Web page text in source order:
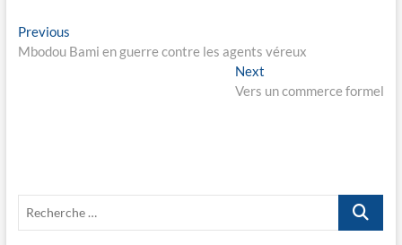
e
d
a
l
e
f
e
n
o
r
)
Navigation
de
PreviousPrevious
post:
Mbodou Bami en guerre contre les agents véreux
Next
post:
Vers un commerce formel
Recherche